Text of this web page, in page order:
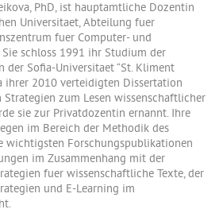
PhD, ist hauptamtliche Dozentin
Universitaet, Abteilung fuer
fuer Computer- und
schloss 1991 ihr Studium der
der Sofia-Universitaet “St. Kliment
ihrer 2010 verteidigten Dissertation
zum Lesen wissenschaftlicher
sie zur Privatdozentin ernannt. Ihre
im Bereich der Methodik des
wichtigsten Forschungspublikationen
im Zusammenhang mit der
fuer wissenschaftliche Texte, der
und E-Learning im